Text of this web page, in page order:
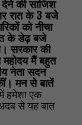
की साजिश
रात के 3 बजे
को नीचा
के डेढ़ बजे
सरकार की
महोदय मैं बहुत
नेता सदन
मन से बातें
हमेशा एक
से यह बात